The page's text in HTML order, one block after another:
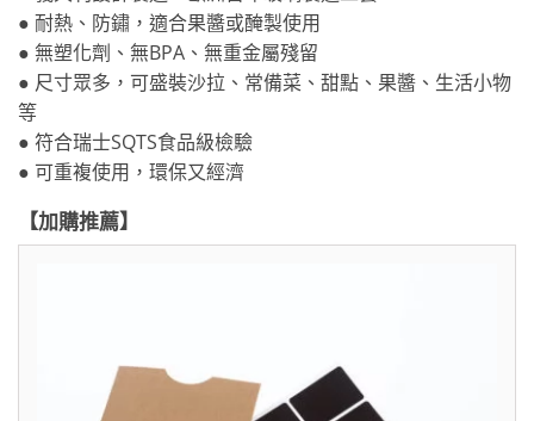
● 耐熱、防鏽，適合果醬或醃製使用
● 無塑化劑、無BPA、無重金屬殘留
● 尺寸眾多，可盛裝沙拉、常備菜、甜點、果醬、生活小物
等
● 符合瑞士SQTS食品級檢驗
● 可重複使用，環保又經濟
【加購推薦】